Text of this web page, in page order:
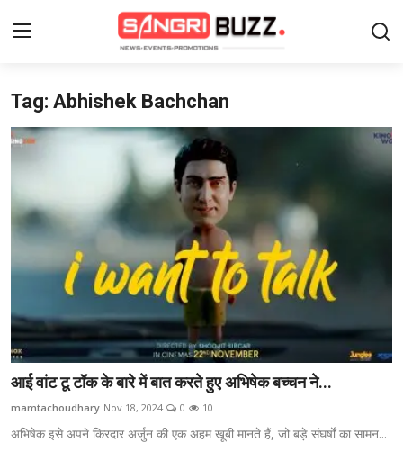
Login Register
Contact
About Us
लाइफस्टाइल
मनोरंजन
ब्यूटी पेजेंट
Tag: Abhishek Bachchan
आई वांट टू टॉक के बारे में बात करते हुए अभिषेक बच्चन ने...
mamtachoudhary Nov 18, 2024 0 10
अभिषेक इसे अपने किरदार अर्जुन की एक अहम खूबी मानते हैं, जो बड़े संघर्षों का सामन...